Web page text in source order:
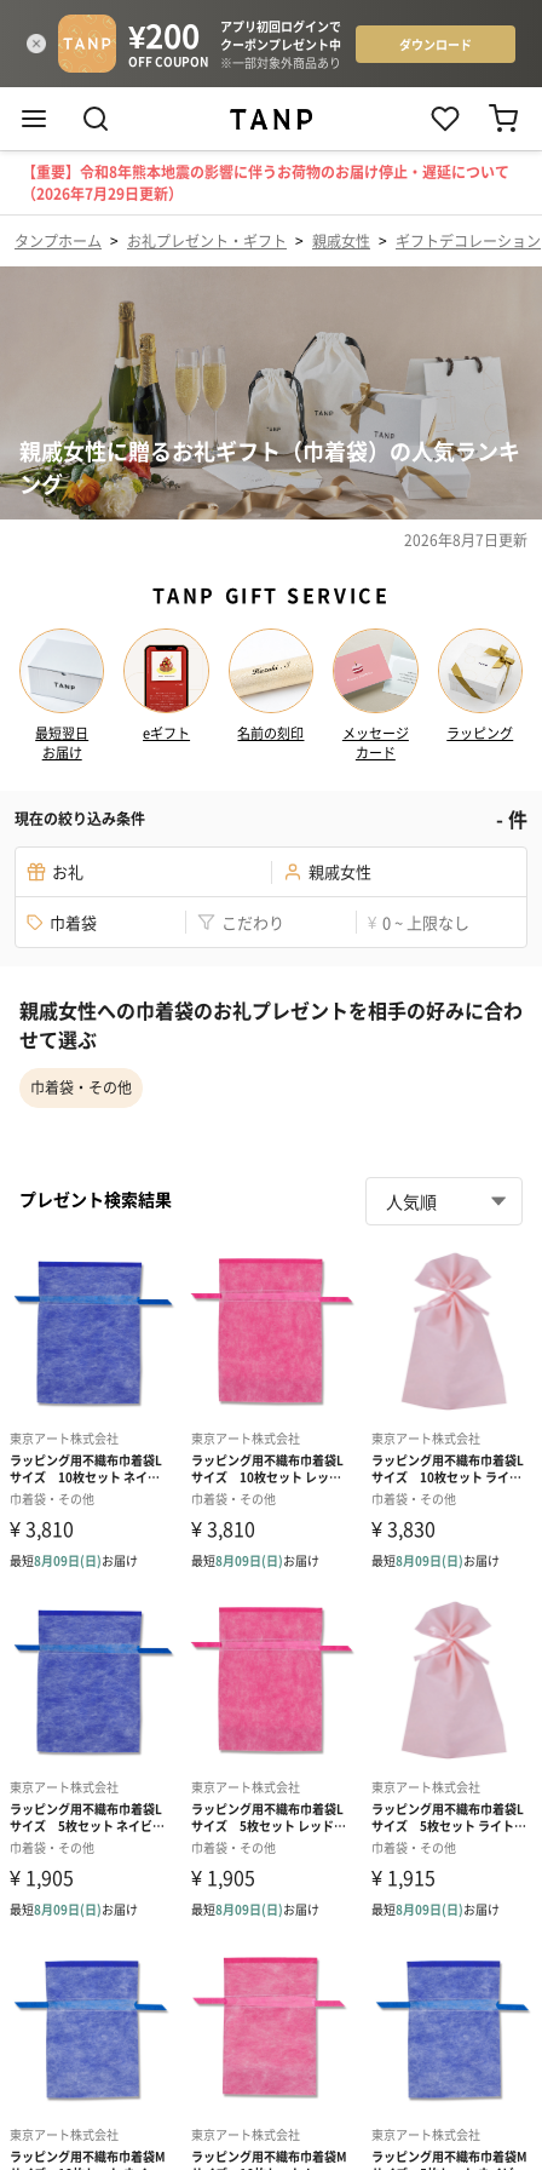
【重要】令和8年熊本地震の影響に伴うお荷物のお届け停止・遅延について
（2026年7月29日更新）
タンプホーム > お礼プレゼント・ギフト > 親戚女性 > ギフトデコレーション
親戚女性に贈るお礼ギフト（巾着袋）の人気ランキ
ング
2026年8月7日更新
TANP GIFT SERVICE
最短翌日
お届け
eギフト 名前の刻印
メッセージ
カード
ラッピング
現在の絞り込み条件 -件
お礼 親戚女性
巾着袋 こだわり ¥ 0 ~ 上限なし
親戚女性への巾着袋のお礼プレゼントを相手の好みに合わ
せて選ぶ
巾着袋・その他
プレゼント検索結果